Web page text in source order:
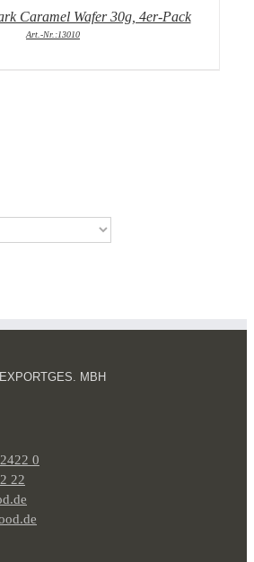
Caramel Wafer 30g, 4er-Pack
Art.-Nr.:13010
MBH
0
22